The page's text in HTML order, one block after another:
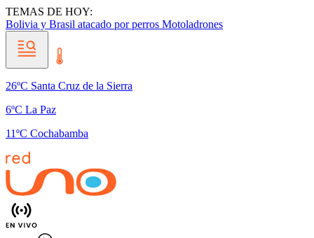
TEMAS DE HOY:
Bolivia y Brasil atacado por perros Motoladrones
26ºC Santa Cruz de la Sierra
6ºC La Paz
11ºC Cochabamba